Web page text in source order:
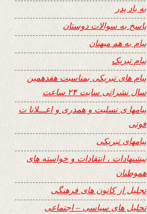
به یاد پدر
پاسخ به سوالات دوستان
پیام به هم میهنان
پیام تبریک
پیام های تبریکی بمناسبت هفدهمین
سال نشراتی سایت ۲۴ ساعت
پیامها ی تسلیت و همدری و اعـــلانا ت
فوتی
پیامهای تبریکی
پیشنهادات ، انتقادات و خواسته های
هموطنان
تجلیل از کانون های فرهنگی
تحلیل های سیاسی – اجتماعی